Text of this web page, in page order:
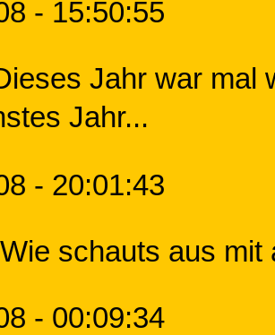
- 15:50:55
Jahr war mal
Jahr...
- 20:01:43
schauts aus mit
- 00:09:34